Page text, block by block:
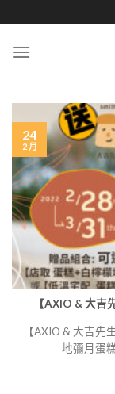
to
content
【AXIO & 大
【AXIO & 大吉先
地彌月蛋
24
2 月